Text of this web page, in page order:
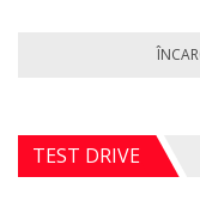
TEST DRIVE